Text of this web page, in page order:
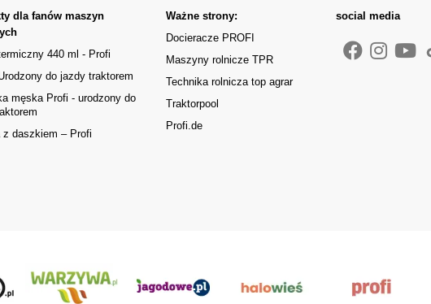
dla fanów maszyn
440 ml - Profi
do jazdy traktorem
męska Profi - urodzony do
z daszkiem – Profi
Ważne strony:
Docieracze PROFI
Maszyny rolnicze TPR
Technika rolnicza top agrar
Traktorpool
Profi.de
social media